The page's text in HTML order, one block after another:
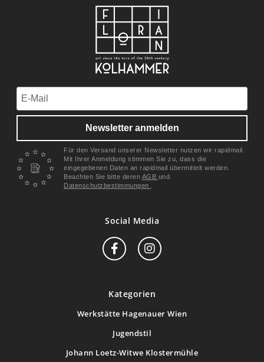
Newsletter anmelden
Für den Versand unserer Newsletter nutzen wir rapidmail.
Mit Ihrer Anmeldung stimmen Sie zu, dass die
eingegebenen Daten an rapidmail übermittelt werden.
Beachten Sie bitte deren AGB und
Datenschutzbestimmungen
Social Media
Kategorien
Werkstätte Hagenauer Wien
Jugendstil
Johann Loetz-Witwe Klostermühle